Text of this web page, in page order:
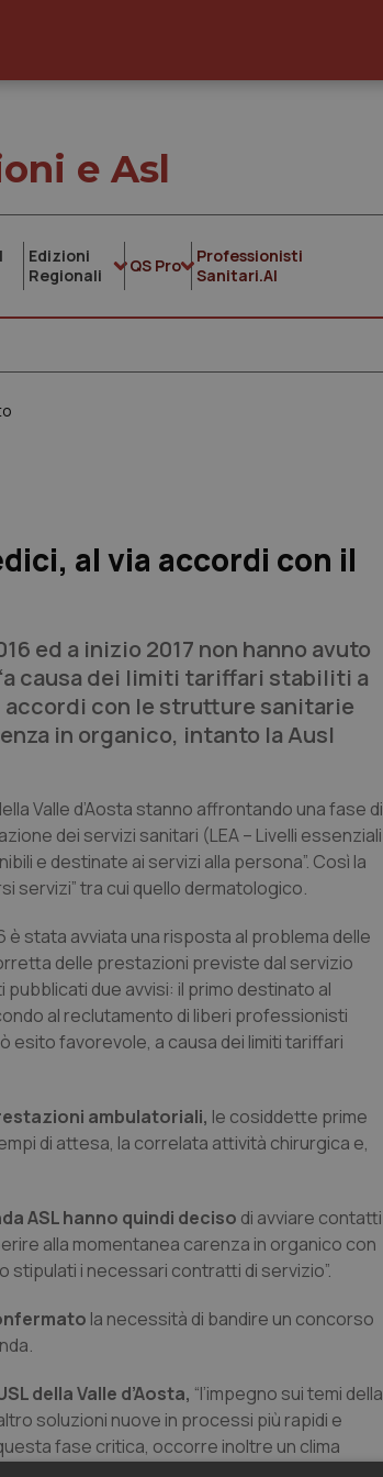
e Asl
Edizioni
Regionali
QS Pro
Professionisti
Sanitari.AI
al via accordi con il
ed a inizio 2017 non hanno avuto
causa dei limiti tariffari stabiliti a
accordi con le strutture sanitarie
in organico, intanto la Ausl
Valle d’Aosta stanno affrontando una fase di
dei servizi sanitari (LEA – Livelli essenziali
e destinate ai servizi alla persona”. Così la
servizi” tra cui quello dermatologico.
è stata avviata una risposta al problema delle
delle prestazioni previste dal servizio
due avvisi: il primo destinato al
al reclutamento di liberi professionisti
esito favorevole, a causa dei limiti tariffari
ambulatoriali, le cosiddette prime
di attesa, la correlata attività chirurgica e,
ASL hanno quindi deciso di avviare contatti
alla momentanea carenza in organico con
stipulati i necessari contratti di servizio”.
la necessità di bandire un concorso
della Valle d’Aosta, “l’impegno sui temi della
soluzioni nuove in processi più rapidi e
fase critica, occorre inoltre un clima